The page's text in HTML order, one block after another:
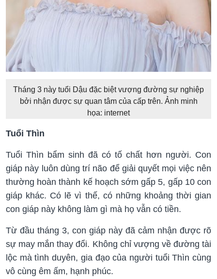
Tháng 3 này tuổi Dậu đặc biệt vượng đường sự nghiệp
bởi nhận được sự quan tâm của cấp trên. Ảnh minh
họa: internet
Tuổi Thìn
Tuổi Thìn bẩm sinh đã có tố chất hơn người. Con
giáp này luôn dùng trí não để giải quyết mọi việc nên
thường hoàn thành kế hoạch sớm gấp 5, gấp 10 con
giáp khác. Có lẽ vì thế, có những khoảng thời gian
con giáp này không làm gì mà họ vẫn có tiền.
Từ đầu tháng 3, con giáp này đã cảm nhận được rõ
sự may mắn thay đổi. Không chỉ vượng về đường tài
lộc mà tình duyên, gia đạo của người tuổi Thìn cùng
vô cùng êm ấm, hạnh phúc.